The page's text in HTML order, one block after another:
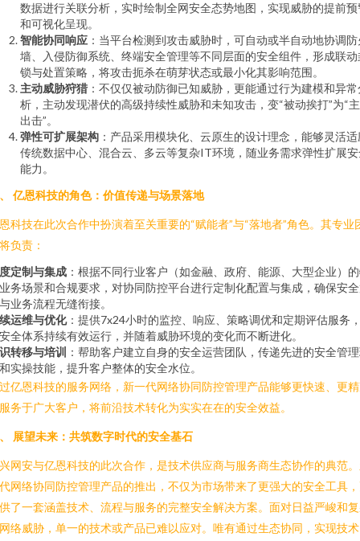
数据进行关联分析，实时绘制全网安全态势地图，实现威胁的提前预
和可视化呈现。
智能协同响应 ：当平台检测到攻击威胁时，可自动或半自动地协调防
墙、入侵防御系统、终端安全管理等不同层面的安全组件，形成联动
锁与处置策略，将攻击扼杀在萌芽状态或最小化其影响范围。
主动威胁狩猎 ：不仅仅被动防御已知威胁，更能通过行为建模和异常
析，主动发现潜伏的高级持续性威胁和未知攻击，变“被动挨打”为“
出击”。
弹性可扩展架构 ：产品采用模块化、云原生的设计理念，能够灵活适
传统数据中心、混合云、多云等复杂IT环境，随业务需求弹性扩展
能力。
亿恩科技的角色：价值传递与场景落地
科技在此次合作中扮演着至关重要的“赋能者”与“落地者”角色。其专业
负责：
定制与集成 ：根据不同行业客户（如金融、政府、能源、大型企业）
务场景和合规要求，对协同防控平台进行定制化配置与集成，确保安
业务流程无缝衔接。
运维与优化：提供7x24小时的监控、响应、策略调优和定期评估服务
全体系持续有效运行，并随着威胁环境的变化而不断进化。
转移与培训 ：帮助客户建立自身的安全运营团队，传递先进的安全管
实操技能，提升客户整体的安全水位。
亿恩科技的服务网络，新一代网络协同防控管理产品能够更快速、更
务于广大客户，将前沿技术转化为实实在在的安全效益。
展望未来：共筑数字时代的安全基石
网安与亿恩科技的此次合作，是技术供应商与服务商生态协作的典范
网络协同防控管理产品的推出，不仅为市场带来了更强大的安全工具
了一套涵盖技术、流程与服务的完整安全解决方案。面对日益严峻和
络威胁，单一的技术或产品已难以应对。唯有通过生态协同，实现技